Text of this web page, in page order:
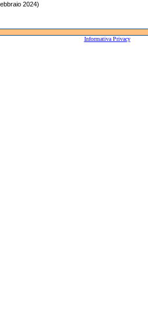
2024)
Informativa Privacy